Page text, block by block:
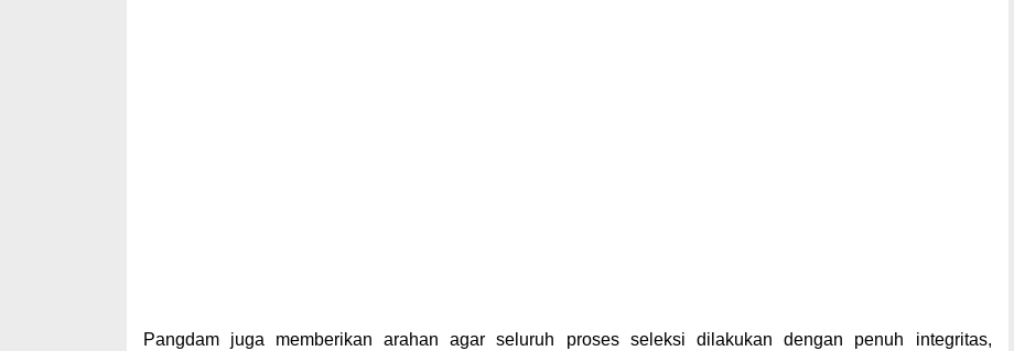
Pangdam juga memberikan arahan agar seluruh proses seleksi dilakukan dengan penuh integritas,